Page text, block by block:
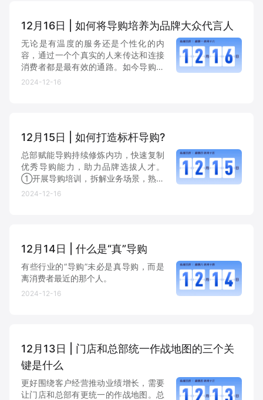
12月16日 | 如何将导购培养为品牌大众代言人
无论是有温度的服务还是个性化的内
容，通过一个个真实的人来传达和连接
消费者都是最有效的通路。如今导购正
在扮演着日益重要的角色，他们是用户
2024-12-16
12月15日 | 如何打造标杆导购?
总部赋能导购持续修炼内功，快速复制
优秀导购能力，助力品牌选拔人才。
①开展导购培训，拆解业务场景，熟练
操作工具； ②开展社群营销、销售技
2024-12-16
12月14日 | 什么是“真”导购
有些行业的“导购”未必是真导购，而是
离消费者最近的那个人。
2024-12-16
12月13日 | 门店和总部统一作战地图的三个关
键是什么
更好围绕客户经营推动业绩增长，需要
让门店和总部有更统一的作战地图。总